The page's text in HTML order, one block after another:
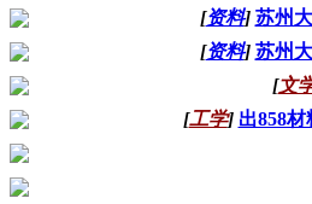
[资料] 苏州
[资料] 苏州
[文
[工学] 出858